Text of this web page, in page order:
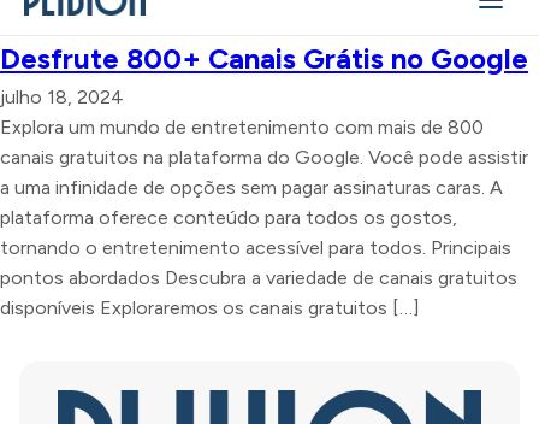
Desfrute 800+ Canais Grátis no Google
julho 18, 2024
Explora um mundo de entretenimento com mais de 800
canais gratuitos na plataforma do Google. Você pode assistir
a uma infinidade de opções sem pagar assinaturas caras. A
plataforma oferece conteúdo para todos os gostos,
tornando o entretenimento acessível para todos. Principais
pontos abordados Descubra a variedade de canais gratuitos
disponíveis Exploraremos os canais gratuitos […]